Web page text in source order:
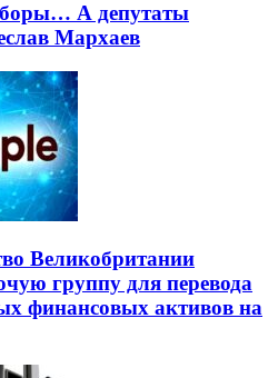
А депутаты
Мархаев
Великобритании
группу для перевода
финансовых активов на